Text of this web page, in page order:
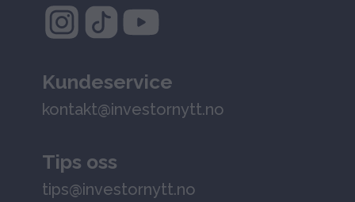
Kundeservice
kontakt@investornytt.no
Tips oss
tips@investornytt.no